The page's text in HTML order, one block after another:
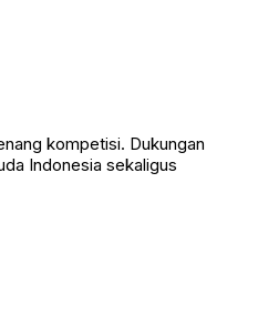
kompetisi. Dukungan
Indonesia sekaligus